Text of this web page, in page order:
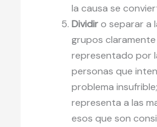
la causa se
Dividiro separar a
grupos
representado por
personas que
problema
representa a las
esos que son